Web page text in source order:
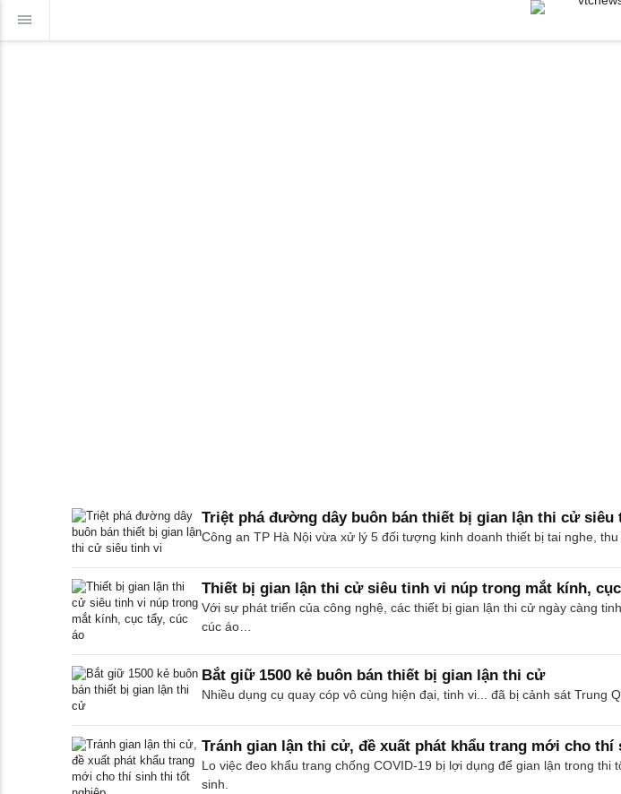
Triệt phá đường dây buôn bán thiết bị gian lận thi cử siêu
Công an TP Hà Nội vừa xử lý 5 đối tượng kinh doanh thiết bị tai nghe,
Thiết bị gian lận thi cử siêu tinh vi núp trong mắt kính,
Với sự phát triển của công nghệ, các thiết bị gian lận thi cử ngày càng
cúc áo…
Bắt giữ 1500 kẻ buôn bán thiết bị gian lận thi cử
Nhiều dụng cụ quay cóp vô cùng hiện đại, tinh vi... đã bị cảnh sát Trung
Tránh gian lận thi cử, đề xuất phát khẩu trang mới cho
Lo việc đeo khẩu trang chống COVID-19 bị lợi dụng để gian lận trong
sinh.